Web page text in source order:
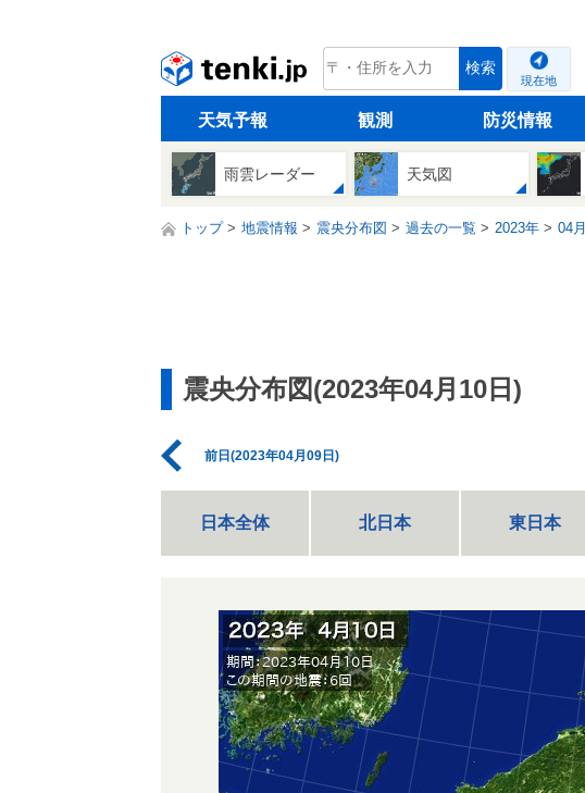
tenki.jp 検索
現在地
天気予報 観測 防災情報
雨雲レーダー 天気図
トップ 地震情報 震央分布図 過去の一覧 2023年 04月
震央分布図(2023年04月10日)
前日(2023年04月09日)
日本全体 北日本 東日本